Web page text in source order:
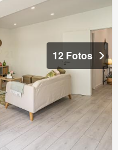
12 Fotos